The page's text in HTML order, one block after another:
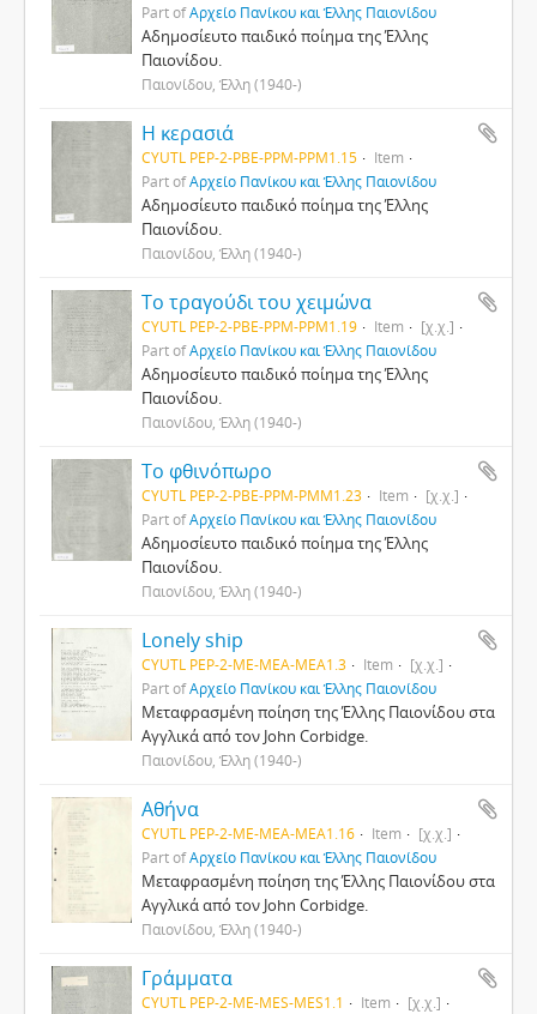
Part ofΑρχείο Πανίκου και Έλλης Παιονίδου
Αδημοσίευτο παιδικό ποίημα της Έλλης
Παιονίδου.
Παιονίδου, Έλλη (1940-)
Η κερασιά
CYUTL PEP-2-PBE-PPM-PPM1.15
Item
Part ofΑρχείο Πανίκου και Έλλης Παιονίδου
Αδημοσίευτο παιδικό ποίημα της Έλλης
Παιονίδου.
Παιονίδου, Έλλη (1940-)
Το τραγούδι του χειμώνα
CYUTL PEP-2-PBE-PPM-PPM1.19 Item
[χ.χ.]
Part ofΑρχείο Πανίκου και Έλλης Παιονίδου
Αδημοσίευτο παιδικό ποίημα της Έλλης
Παιονίδου.
Παιονίδου, Έλλη (1940-)
Το φθινόπωρο
CYUTL PEP-2-PBE-PPM-PMM1.23 Item
[χ.χ.]
Part ofΑρχείο Πανίκου και Έλλης Παιονίδου
Αδημοσίευτο παιδικό ποίημα της Έλλης
Παιονίδου.
Παιονίδου, Έλλη (1940-)
Lonely ship
CYUTL PEP-2-ΜΕ-MEA-MEA1.3 Item
[χ.χ.]
Part ofΑρχείο Πανίκου και Έλλης Παιονίδου
Μεταφρασμένη ποίηση της Έλλης Παιονίδου στα
Αγγλικά από τον John Corbidge.
Παιονίδου, Έλλη (1940-)
Αθήνα
CYUTL PEP-2-ΜΕ-MEA-MEA1.16 Item
[χ.χ.]
Part ofΑρχείο Πανίκου και Έλλης Παιονίδου
Μεταφρασμένη ποίηση της Έλλης Παιονίδου στα
Αγγλικά από τον John Corbidge.
Παιονίδου, Έλλη (1940-)
Γράμματα
CYUTL PEP-2-ΜΕ-MES-MES1.1 Item
[χ.χ.]